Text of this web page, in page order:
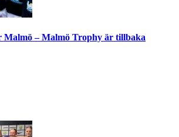
– Malmö Trophy är tillbaka